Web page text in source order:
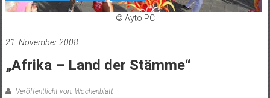
© Ayto.PC
21. November 2008
„Afrika – Land der Stämme“
Veröffentlicht von: Wochenblatt